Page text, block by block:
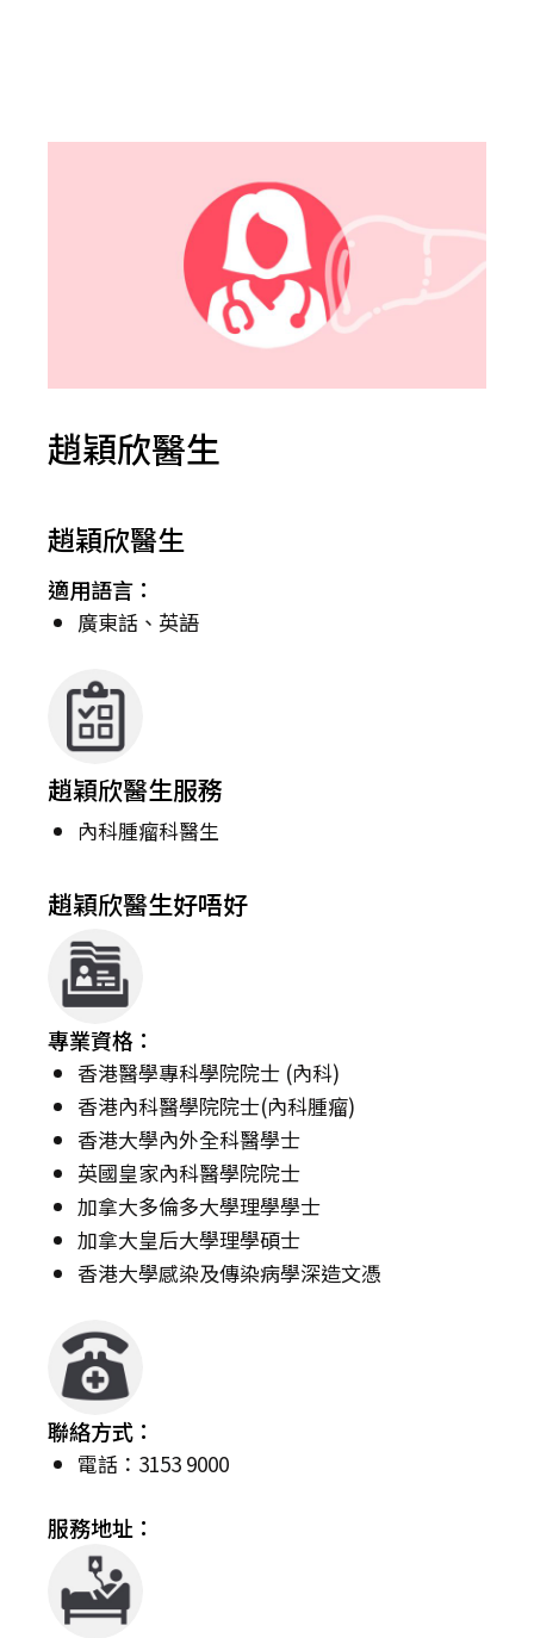
趙穎欣醫生
趙穎欣醫生
適用語言：
廣東話、英語
趙穎欣醫生服務
內科腫瘤科醫生
趙穎欣醫生好唔好
專業資格：
香港醫學專科學院院士 (內科)
香港內科醫學院院士(內科腫瘤)
香港大學內外全科醫學士
英國皇家內科醫學院院士
加拿大多倫多大學理學學士
加拿大皇后大學理學碩士
香港大學感染及傳染病學深造文憑
聯絡方式：
電話：3153 9000
服務地址：